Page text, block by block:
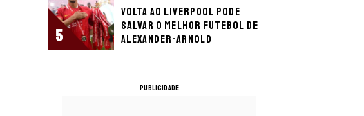
5
Volta ao Liverpool pode
salvar o melhor futebol de
Alexander-Arnold
PUBLICIDADE